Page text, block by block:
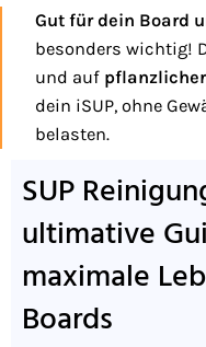
Gut für dein Board
besonders wichtig!
und auf
dein iSUP, ohne
belasten.
SUP
ultimative
maximale
Boards